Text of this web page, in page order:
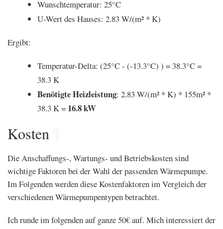
Wunschtemperatur: 25°C
U-Wert des Hauses: 2.83 W/(m² * K)
Ergibt:
Temperatur-Delta: (25°C - (-13.3°C) ) = 38.3°C =
38.3 K
Benötigte Heizleistung: 2.83 W/(m² * K) * 155m² *
38.3 K = 16.8 kW
Kosten
Die Anschaffungs-, Wartungs- und Betriebskosten sind
wichtige Faktoren bei der Wahl der passenden Wärmepumpe.
Im Folgenden werden diese Kostenfaktoren im Vergleich der
verschiedenen Wärmepumpentypen betrachtet.
Ich runde im folgenden auf ganze 50€ auf. Mich interessiert der